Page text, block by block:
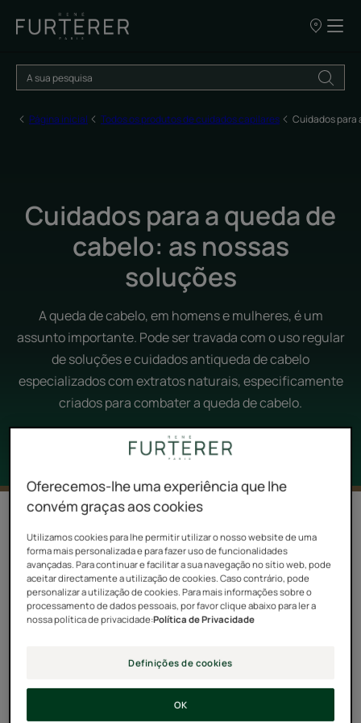
OS
DE
VENDA
Página inicial Todos os produtos de cuidados capilares Cuidados para
Cuidados para a queda de
cabelo: as nossas
soluções
A queda de cabelo, em homens e mulheres, é um
assunto importante. Pode ser travada com o uso regular
de soluções e cuidados antiqueda de cabelo
especializados com extratos naturais, especificamente
criados para combater a queda de cabelo.
6 resultados "Cuidados para a queda
de cabelo: as nossas soluções"
Champô
Antiqueda
Longevidade
Triphasic
Caps
Antiqueda
Oferecemos-lhe uma experiência que lhe
convém graças aos cookies
Utilizamos cookies para lhe permitir utilizar o nosso website de uma
forma mais personalizada e para fazer uso de funcionalidades
avançadas. Para continuar e facilitar a sua navegação no sítio web, pode
aceitar directamente a utilização de cookies. Caso contrário, pode
personalizar a utilização de cookies. Para mais informações sobre o
processamento de dados pessoais, por favor clique abaixo para ler a
nossa política de privacidade:Política de Privacidade
Definições de cookies
OK